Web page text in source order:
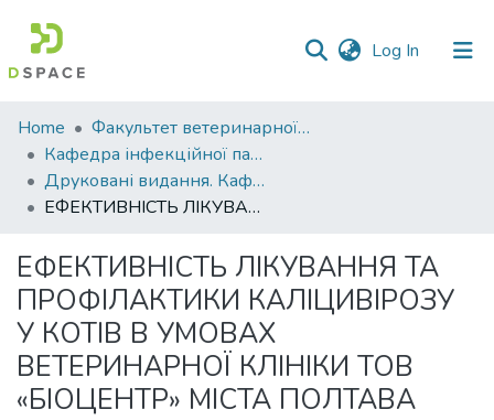
Log In (current)
Communities
&
Collections
All of DSpace
Statistics
Home
Факультет ветеринарної медицини
Кафедра інфекційної патології, гігієни, санітарії та біобезпеки
Друковані видання. Кафедра інфекційної патології, гігієни, санітарії та біобезпеки
ЕФЕКТИВНІСТЬ ЛІКУВАННЯ ТА ПРОФІЛАКТИКИ КАЛІЦИВІРОЗУ У КОТІВ В УМОВАХ ВЕТЕРИНАРНОЇ КЛІНІКИ ТОВ «БІОЦЕНТР» МІСТА ПОЛТАВА
ЕФЕКТИВНІСТЬ ЛІКУВАННЯ ТА
ПРОФІЛАКТИКИ КАЛІЦИВІРОЗУ
У КОТІВ В УМОВАХ
ВЕТЕРИНАРНОЇ КЛІНІКИ ТОВ
«БІОЦЕНТР» МІСТА ПОЛТАВА